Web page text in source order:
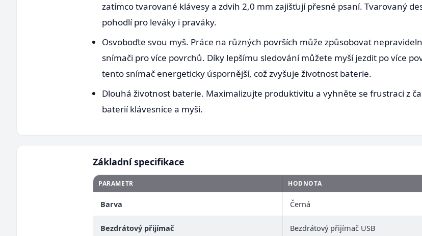
zatímco tvarované klávesy a zdvih 2,0 mm zajišťují přesné psaní. Tvarovaný
pohodlí pro leváky i praváky.
Osvoboďte svou myš. Práce na různých površích může způsobovat
snímači pro více povrchů. Díky lepšímu sledování můžete myší jezdit po více
tento snímač energeticky úspornější, což zvyšuje životnost baterie.
Dlouhá životnost baterie. Maximalizujte produktivitu a vyhněte se frustraci z
baterií klávesnice a myši.
Základní specifikace
PARAMETR HODNOTA
Barva Černá
Bezdrátový přijímač Bezdrátový přijímač USB